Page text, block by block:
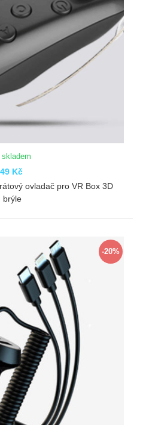
Kč
ovladač pro VR Box 3D
brýle
-20%